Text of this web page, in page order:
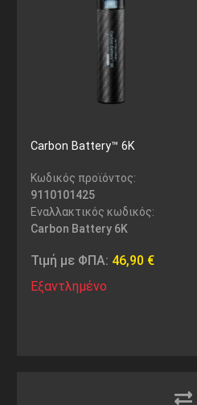
Carbon Battery™ 6K
Κωδικός προϊόντος:
9110101425
Εναλλακτικός κωδικός:
Carbon Battery 6K
Τιμή με ΦΠΑ: 46,90 €
Εξαντλημένο